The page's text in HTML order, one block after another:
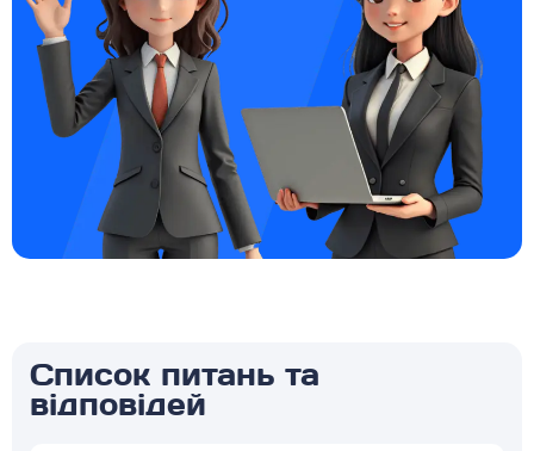
Список питань та
відповідей